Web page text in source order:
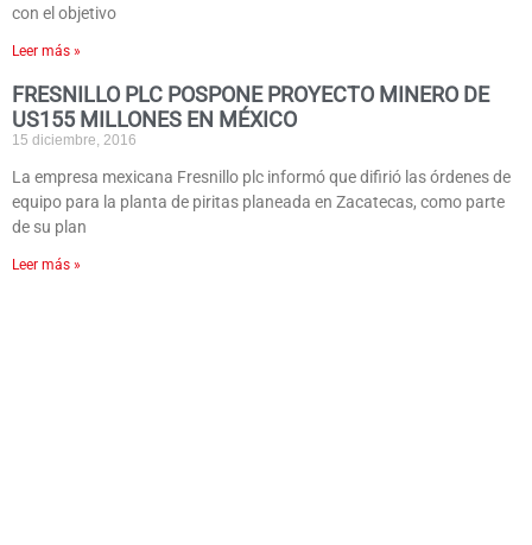
con el objetivo
Leer más »
FRESNILLO PLC POSPONE PROYECTO MINERO DE
US155 MILLONES EN MÉXICO
15 diciembre, 2016
La empresa mexicana Fresnillo plc informó que difirió las órdenes de
equipo para la planta de piritas planeada en Zacatecas, como parte
de su plan
Leer más »